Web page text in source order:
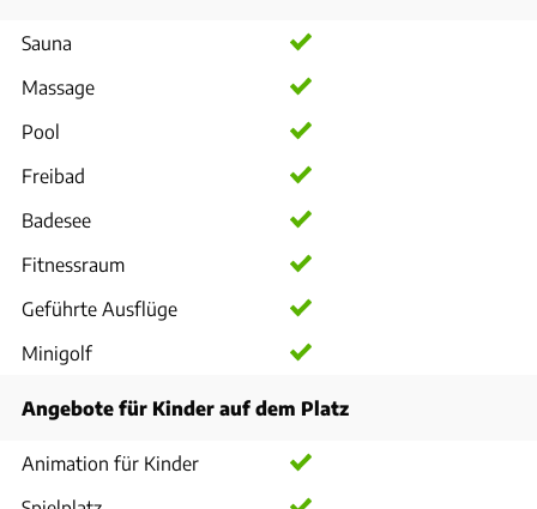
Sauna
Massage
Pool
Freibad
Badesee
Fitnessraum
Geführte Ausflüge
Minigolf
Angebote für Kinder auf dem Platz
Animation für Kinder